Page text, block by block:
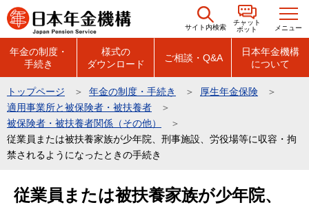
こ
の
の
先
頭
で
サイト内検索
チャット
ボット
メニュー
年金の制度・
手続き
様式の
ダウンロード
ご相談・Q&A
日本年金機構
について
トップページ 年金の制度・手続き
厚生年金保険
適用事業所と被保険者・被扶養者
被保険者・被扶養者関係（その他）
従業員または被扶養家族が少年院、刑事施設、労役場等に収容・拘
禁されるようになったときの手続き
従業員または被扶養家族が少年院、